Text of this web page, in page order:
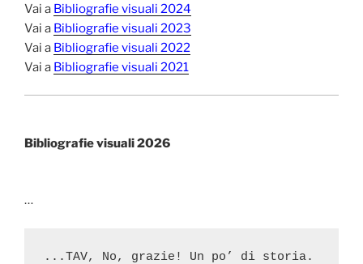
Vai a Bibliografie visuali 2024
Vai a Bibliografie visuali 2023
Vai a Bibliografie visuali 2022
Vai a Bibliografie visuali 2021
Bibliografie visuali 2026
…
...TAV, No, grazie! Un po’ di storia.